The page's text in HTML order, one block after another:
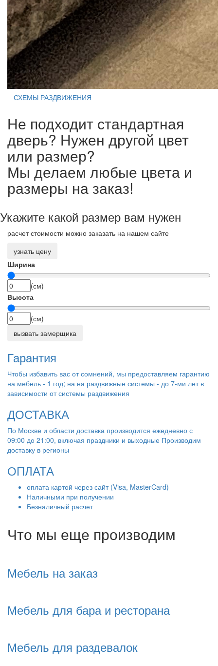
СХЕМЫ РАЗДВИЖЕНИЯ
Не подходит стандартная
дверь? Нужен другой цвет
или размер?
Мы делаем любые цвета и
размеры на заказ!
Укажите какой размер вам нужен
расчет стоимости можно заказать на нашем сайте
узнать цену
Ширина
(см)
Высота
(см)
вызвать замерщика
Гарантия
Чтобы избавить вас от сомнений, мы предоставляем гарантию
на мебель - 1 год; на на раздвижные системы - до 7-ми лет в
зависимости от системы раздвижения
ДОСТАВКА
По Москве и области доставка производится ежедневно с
09:00 до 21:00, включая праздники и выходные Производим
доставку в регионы
ОПЛАТА
оплата картой через сайт (Visa, MasterCard)
Наличными при получении
Безналичный расчет
Что мы еще производим
Мебель на заказ
Мебель для бара и ресторана
Мебель для раздевалок